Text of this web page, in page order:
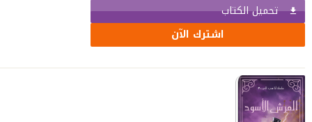
تحميل الكتاب
اشترك الآن